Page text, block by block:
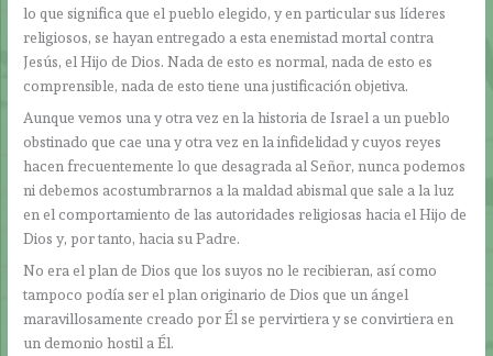
lo que significa que el pueblo elegido, y en particular sus líderes
religiosos, se hayan entregado a esta enemistad mortal contra
Jesús, el Hijo de Dios. Nada de esto es normal, nada de esto es
comprensible, nada de esto tiene una justificación objetiva.
Aunque vemos una y otra vez en la historia de Israel a un pueblo
obstinado que cae una y otra vez en la infidelidad y cuyos reyes
hacen frecuentemente lo que desagrada al Señor, nunca podemos
ni debemos acostumbrarnos a la maldad abismal que sale a la luz
en el comportamiento de las autoridades religiosas hacia el Hijo de
Dios y, por tanto, hacia su Padre.
No era el plan de Dios que los suyos no le recibieran, así como
tampoco podía ser el plan originario de Dios que un ángel
maravillosamente creado por Él se pervirtiera y se convirtiera en
un demonio hostil a Él.